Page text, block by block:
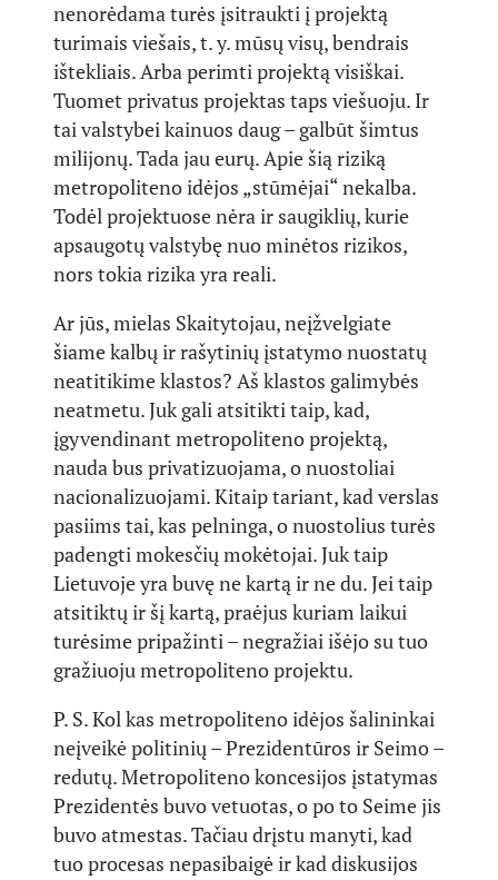
nenorėdama turės įsitraukti į projektą
turimais viešais, t. y. mūsų visų, bendrais
ištekliais. Arba perimti projektą visiškai.
Tuomet privatus projektas taps viešuoju. Ir
tai valstybei kainuos daug – galbūt šimtus
milijonų. Tada jau eurų. Apie šią riziką
metropoliteno idėjos „stūmėjai“ nekalba.
Todėl projektuose nėra ir saugiklių, kurie
apsaugotų valstybę nuo minėtos rizikos,
nors tokia rizika yra reali.
Ar jūs, mielas Skaitytojau, neįžvelgiate
šiame kalbų ir rašytinių įstatymo nuostatų
neatitikime klastos? Aš klastos galimybės
neatmetu. Juk gali atsitikti taip, kad,
įgyvendinant metropoliteno projektą,
nauda bus privatizuojama, o nuostoliai
nacionalizuojami. Kitaip tariant, kad verslas
pasiims tai, kas pelninga, o nuostolius turės
padengti mokesčių mokėtojai. Juk taip
Lietuvoje yra buvę ne kartą ir ne du. Jei taip
atsitiktų ir šį kartą, praėjus kuriam laikui
turėsime pripažinti – negražiai išėjo su tuo
gražiuoju metropoliteno projektu.
P. S. Kol kas metropoliteno idėjos šalininkai
neįveikė politinių – Prezidentūros ir Seimo –
redutų. Metropoliteno koncesijos įstatymas
Prezidentės buvo vetuotas, o po to Seime jis
buvo atmestas. Tačiau drįstu manyti, kad
tuo procesas nepasibaigė ir kad diskusijos